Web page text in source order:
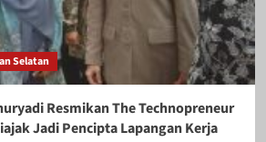
Selatan
Resmikan The Technopreneur
Jadi Pencipta Lapangan Kerja